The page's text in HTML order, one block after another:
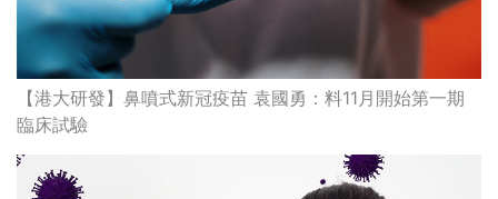
【港大研發】鼻噴式新冠疫苗 袁國勇：料11月開始第一期
臨床試驗